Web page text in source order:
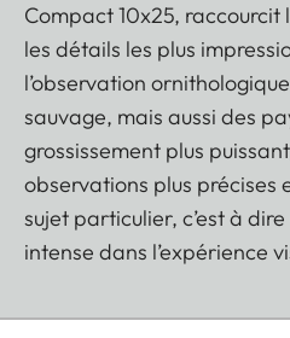
Compact 10x25,
les détails les plus
l’observation
sauvage, mais aussi des
grossissement plus
observations plus précises
sujet particulier, c’est à
intense dans l’expérience